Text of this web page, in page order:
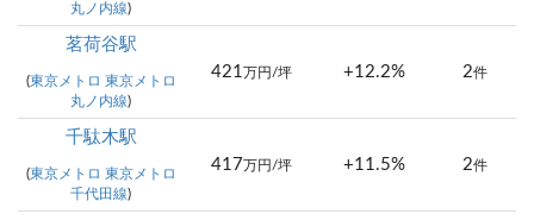
丸ノ内線)
茗荷谷駅
(東京メトロ 東京メトロ
丸ノ内線)
421 万円/坪 +12.2% 2件
千駄木駅
(東京メトロ 東京メトロ
千代田線)
417 万円/坪 +11.5% 2件